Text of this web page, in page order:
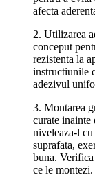
afecta
2. Utilizarea
conceput
rezistenta la
instructiunile
adezivul
3. Montarea
curate inainte
niveleaza-l
suprafata,
buna.
ce le montezi.